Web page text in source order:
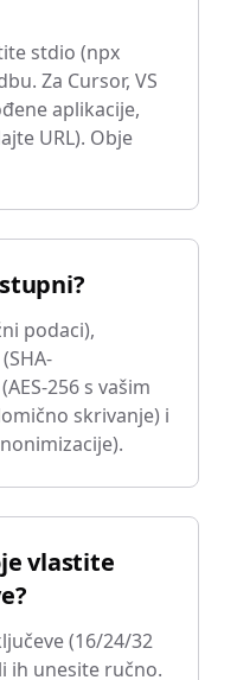
stdio (npx
Za Cursor, VS
aplikacije,
URL). Obje
podaci),
256 s vašim
skrivanje) i
vlastite
(16/24/32
ih unesite ručno.